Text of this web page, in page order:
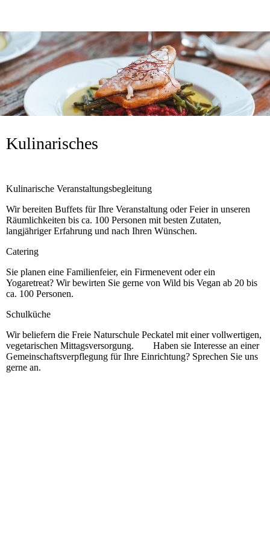
Kulinarisches
Kulinarische Veranstaltungsbegleitung
Wir bereiten Buffets für Ihre Veranstaltung oder Feier in unseren
Räumlichkeiten bis ca. 100 Personen mit besten Zutaten,
langjähriger Erfahrung und nach Ihren Wünschen.
Catering
Sie planen eine Familienfeier, ein Firmenevent oder ein
Yogaretreat? Wir bewirten Sie gerne von Wild bis Vegan ab 20 bis
ca. 100 Personen.
Schulküche
Wir beliefern die Freie Naturschule Peckatel mit einer vollwertigen,
vegetarischen Mittagsversorgung. Haben sie Interesse an einer
Gemeinschaftsverpflegung für Ihre Einrichtung? Sprechen Sie uns
gerne an.